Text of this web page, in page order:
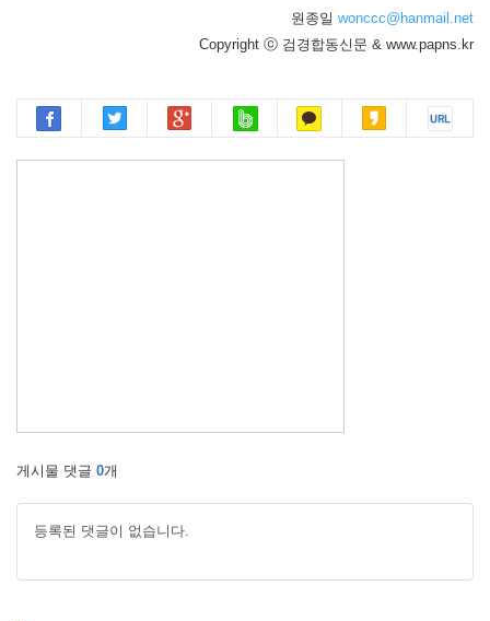
원종일 wonccc@hanmail.net
Copyright ⓒ 검경합동신문 & www.papns.kr
게시물 댓글 0개
등록된 댓글이 없습니다.